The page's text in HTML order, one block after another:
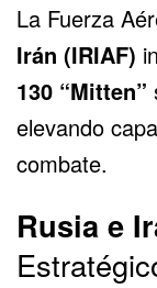
La Fuerza
Irán (IRIAF)
130 “Mitten”
elevando
combate.
Rusia e